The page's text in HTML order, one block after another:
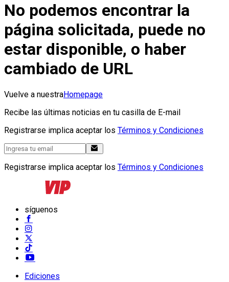
No podemos encontrar la
página solicitada, puede no
estar disponible, o haber
cambiado de URL
Vuelve a nuestraHomepage
Recibe las últimas noticias en tu casilla de E-mail
Registrarse implica aceptar los Términos y Condiciones
Registrarse implica aceptar los Términos y Condiciones
síguenos
Ediciones